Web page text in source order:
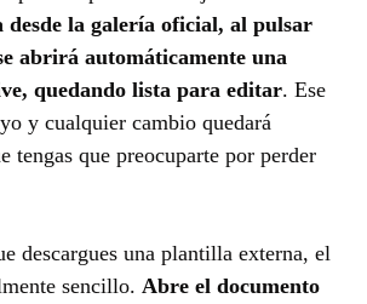
desde la galería oficial, al pulsar
abrirá automáticamente una
quedando lista para editar. Ese
y cualquier cambio quedará
tengas que preocuparte por perder
descargues una plantilla externa, el
sencillo. Abre el documento